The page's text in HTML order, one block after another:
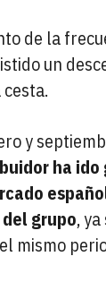
de la
un
y
ha ido
grupo,
mismo